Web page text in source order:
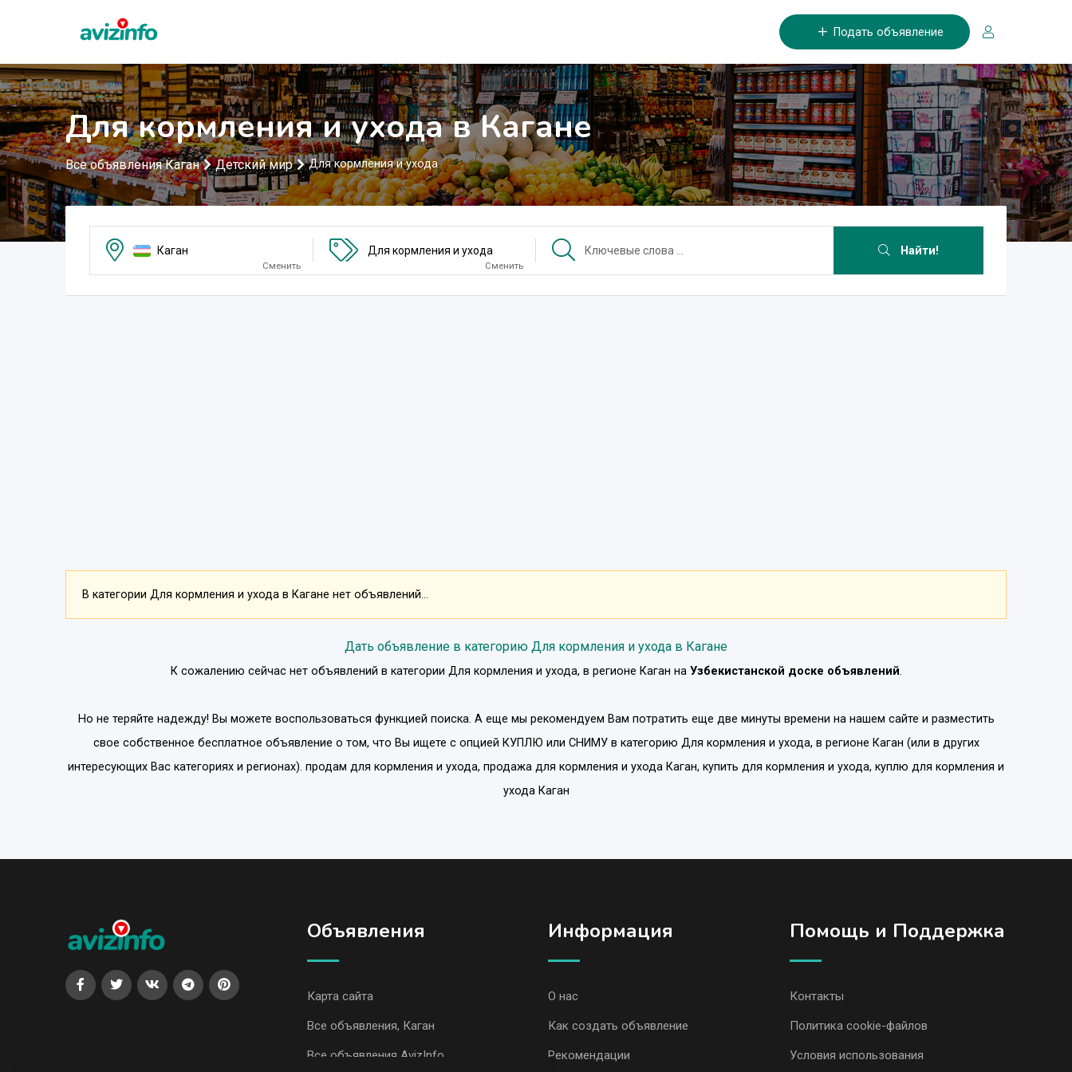
Подать объявление
Для кормления и ухода в Кагане
Все объявления Каган Детский мир Для кормления и ухода
Каган
Сменить
Для кормления и ухода
Сменить
Найти!
В категории Для кормления и ухода в Кагане нет объявлений...
Дать объявление в категорию Для кормления и ухода в Кагане
К сожалению сейчас нет объявлений в категории Для кормления и ухода, в регионе Каган на Узбекистанской доске объявлений.
Но не теряйте надежду! Вы можете воспользоваться функцией поиска. А еще мы рекомендуем Вам потратить еще две минуты времени на нашем сайте и разместить
свое собственное бесплатное объявление о том, что Вы ищете с опцией КУПЛЮ или СНИМУв категорию Для кормления и ухода, в регионе Каган (или в других
интересующих Вас категориях и регионах). продам для кормления и ухода, продажа для кормления и ухода Каган, купить для кормления и ухода, куплю для кормления и
ухода Каган
Объявления
Карта сайта
Все объявления, Каган
Все объявления AvizInfo
Информация
О нас
Как создать объявление
Рекомендации
Помощь и Поддержка
Контакты
Политика cookie-файлов
Условия использования